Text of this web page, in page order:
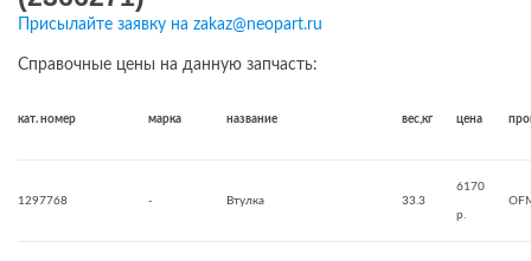
Присылайте заявку на zakaz@neopart.ru
Справочные цены на данную запчасть:
кат. номер марка название вес,кг цена
1297768 - Втулка 33.3
6170
р.